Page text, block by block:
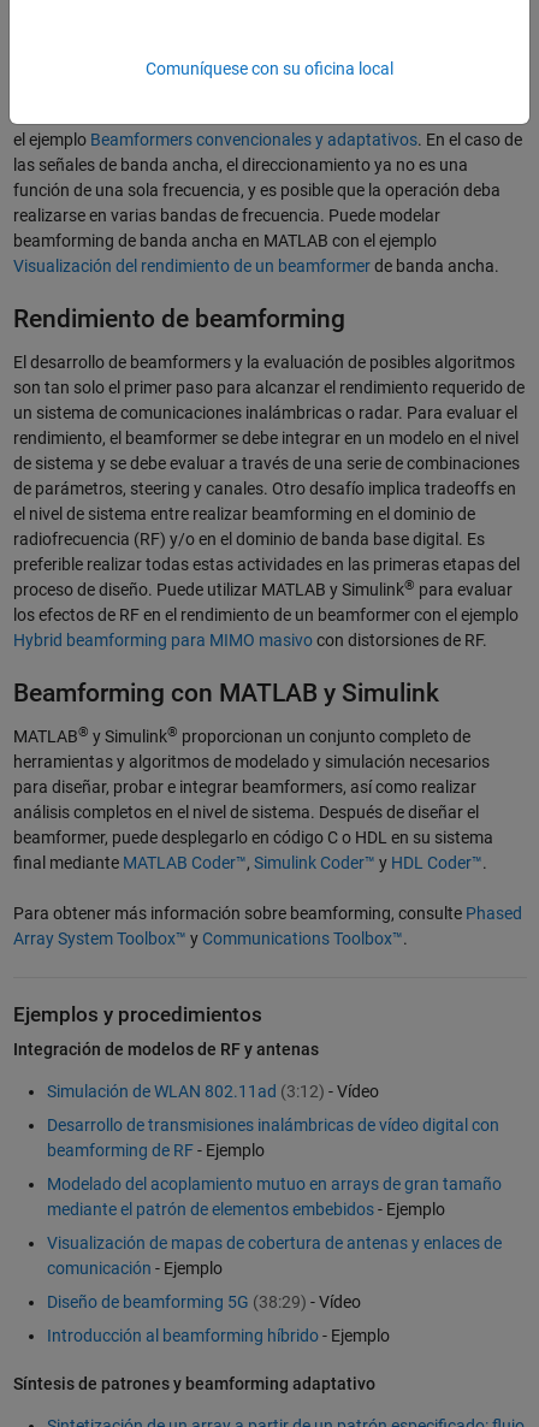
se puede lograr multiplicando la entrada del sensor con un
el ejemplo Beamformers convencionales y adaptativos. En el caso de
las señales de banda ancha, el direccionamiento ya no es una
función de una sola frecuencia, y es posible que la operación deba
realizarse en varias bandas de frecuencia. Puede modelar
beamforming de banda ancha en MATLAB con el ejemplo
Visualización del rendimiento de un beamformerde banda ancha.
Rendimiento de beamforming
El desarrollo de beamformers y la evaluación de posibles algoritmos
son tan solo el primer paso para alcanzar el rendimiento requerido de
un sistema de comunicaciones inalámbricas o radar. Para evaluar el
rendimiento, el beamformer se debe integrar en un modelo en el nivel
de sistema y se debe evaluar a través de una serie de combinaciones
de parámetros, steering y canales. Otro desafío implica tradeoffs en
el nivel de sistema entre realizar beamforming en el dominio de
radiofrecuencia (RF) y/o en el dominio de banda base digital. Es
preferible realizar todas estas actividades en las primeras etapas del
proceso de diseño. Puede utilizar MATLAB y Simulink® para evaluar
los efectos de RF en el rendimiento de un beamformer con el ejemplo
Hybrid beamforming para MIMO masivocon distorsiones de RF.
Beamforming con MATLAB y Simulink
MATLAB® y Simulink® proporcionan un conjunto completo de
herramientas y algoritmos de modelado y simulación necesarios
para diseñar, probar e integrar beamformers, así como realizar
análisis completos en el nivel de sistema. Después de diseñar el
beamformer, puede desplegarlo en código C o HDL en su sistema
final mediante MATLAB Coder™, Simulink Coder™ y HDL Coder™.
Para obtener más información sobre beamforming, consulte Phased
Array System Toolbox™ y Communications Toolbox™.
Ejemplos y procedimientos
Integración de modelos de RF y antenas
Simulación de WLAN 802.11ad (3:12) - Vídeo
Desarrollo de transmisiones inalámbricas de vídeo digital con
beamforming de RF- Ejemplo
Modelado del acoplamiento mutuo en arrays de gran tamaño
mediante el patrón de elementos embebidos- Ejemplo
Visualización de mapas de cobertura de antenas y enlaces de
comunicación - Ejemplo
Diseño de beamforming 5G (38:29) - Vídeo
Introducción al beamforming híbrido- Ejemplo
Síntesis de patrones y beamforming adaptativo
Comuníquese con su oficina local